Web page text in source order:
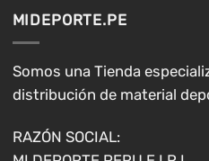
MIDEPORTE.PE
Somos una Tienda
distribución de material
RAZÓN SOCIAL: